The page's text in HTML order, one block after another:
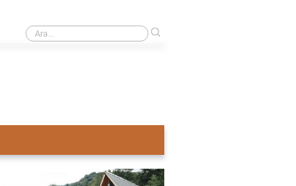
Ahşap ev mi pahalı beton ev mi?